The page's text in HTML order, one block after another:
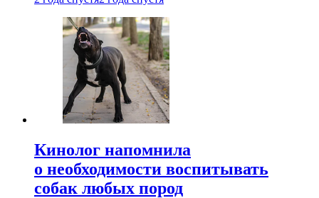
Кинолог напомнила
о необходимости воспитывать
собак любых пород